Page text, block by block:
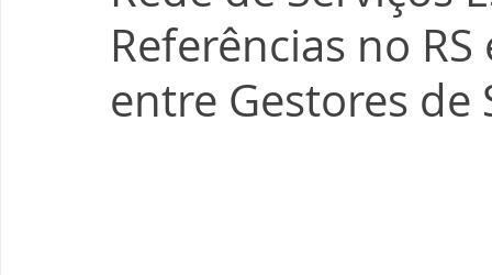
Referências no
entre Gestores de